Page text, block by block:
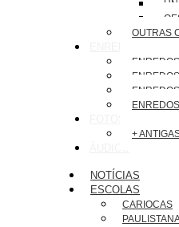
OUTRAS
+
NOTÍCIAS
ESCOLAS
CARIOCAS